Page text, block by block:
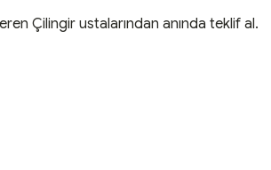
Çilingir ustalarından anında teklif al.